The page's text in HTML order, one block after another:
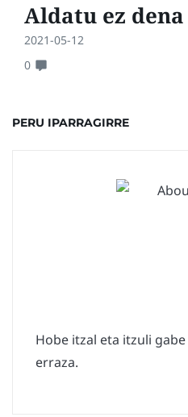
Aldatu ez dena
2021-05-12
0
PERU IPARRAGIRRE
Hobe itzal eta itzuli
erraza.